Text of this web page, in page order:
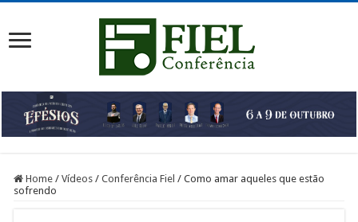
Home / Vídeos / Conferência Fiel / Como amar aqueles que estão
sofrendo